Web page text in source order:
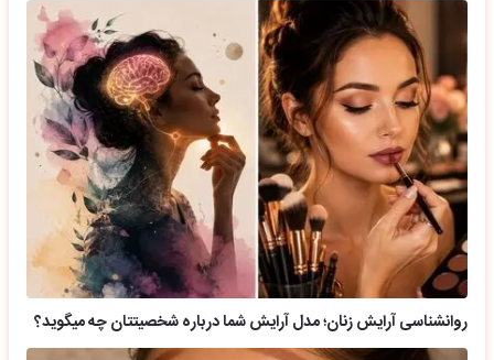
روانشناسی آرایش زنان؛ مدل آرایش شما درباره شخصیتتان چه میگوید؟